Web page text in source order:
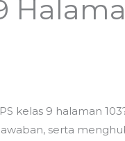
kelas 9 halaman
serta